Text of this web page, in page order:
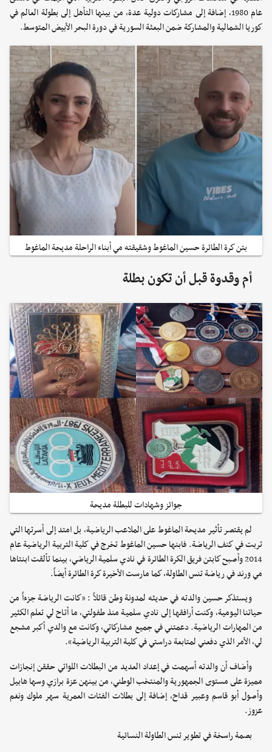
عام 1980، إضافة إلى مشاركات دولية عدة، من بينها التأهل إلى بطولة العالم في
كوريا الشمالية والمشاركة ضمن البعثة السورية في دورة البحر الأبيض المتوسط.
بتن كرة الطائرة حسين الماغوط وشقيقته مي أبناء الراحلة مديحة الماغوط
أم وقدوة قبل أن تكون بطلة
جوائز وشهادات للبطلة مديحة
لم يقتصر تأثير مديحة الماغوط على الملاعب الرياضية، بل امتد إلى أسرتها التي
تربت في كنف الرياضة. فابنها حسين الماغوط تخرج في كلية التربية الرياضية عام
2014 وأصبح كابتن فريق الكرة الطائرة في نادي سلمية الرياضي، بينما تألقت ابنتاها
مي ورند في رياضة تنس الطاولة، كما مارست الأخيرة كرة الطائرة أيضاً.
ويستذكر حسين والدته في حديثه لمدونة وطن قائلاً : «كانت الرياضة جزءاً من
حياتنا اليومية، وكنت أرافقها إلى نادي سلمية منذ طفولتي، ما أتاح لي تعلم الكثير
من المهارات الرياضية. دعمتني في جميع مشاركاتي، وكانت مع والدي أكبر مشجع
لي، الأمر الذي دفعني لمتابعة دراستي في كلية التربية الرياضية».
وأضاف أن والدته أسهمت في إعداد العديد من البطلات اللواتي حققن إنجازات
مميزة على مستوى الجمهورية والمنتخب الوطني، من بينهن عزة برازي وسها هابيل
وأصول أبو قاسم وعبير قداح، إضافة إلى بطلات الفئات العمرية سهر ملوك ونغم
عزوز.
بصمة راسخة في تطوير تنس الطاولة النسائية